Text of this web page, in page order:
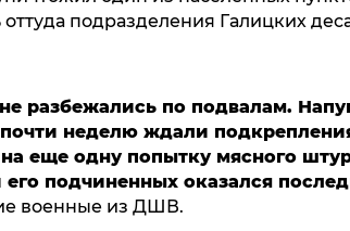
подразделения Галицких
разбежались по подвалам.
неделю ждали
еще одну попытку мясного
подчиненных оказался
военные из ДШВ.